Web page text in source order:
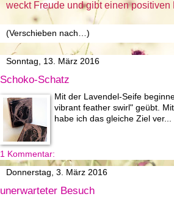
weckt Freude und gibt einen positiven
Sonntag, 13. März 2016
Schoko-Schatz
Mit der Lavendel-Seife
vibrant feather swirl" geübt.
habe ich das gleiche Ziel ver...
1 Kommentar:
Donnerstag, 3. März 2016
unerwarteter Besuch